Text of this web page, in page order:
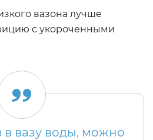
вазона лучше
с укороченными
в вазу воды, можно